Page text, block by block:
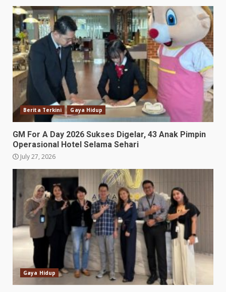
Berita Terkini Gaya Hidup
GM For A Day 2026 Sukses Digelar, 43 Anak Pimpin
Operasional Hotel Selama Sehari
July 27, 2026
Gaya Hidup